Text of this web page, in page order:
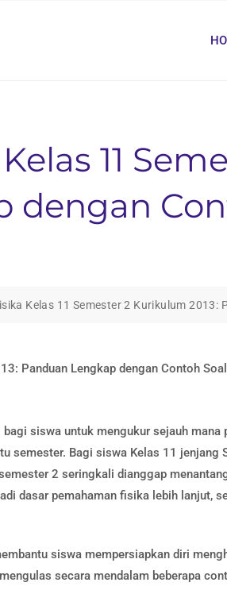
11
dengan
Kelas 11 Semester 2 Kurikulum
siswa untuk mengukur sejauh mana
semester. Bagi siswa Kelas 11 jenjang
2 seringkali dianggap
dasar pemahaman fisika lebih lanjut,
siswa mempersiapkan diri
secara mendalam beberapa